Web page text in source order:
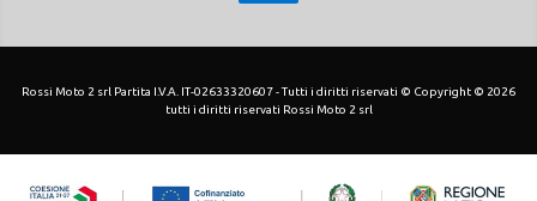
Rossi Moto 2 srl Partita I.V.A. IT-02633320607 - Tutti i diritti riservati © Copyright © 2026
tutti i diritti riservati Rossi Moto 2 srl